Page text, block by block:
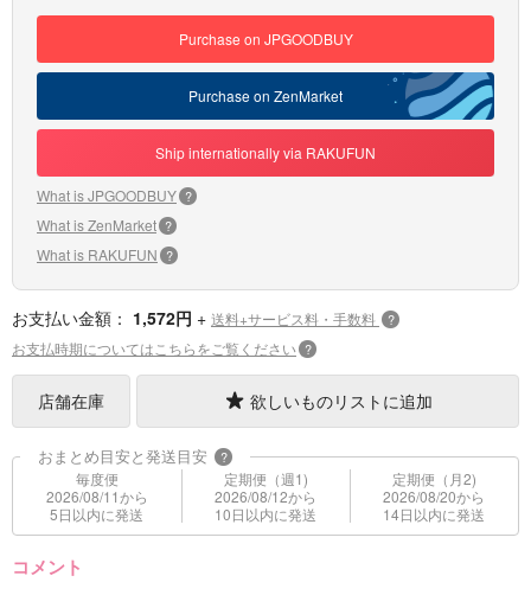
Purchase on JPGOODBUY
Purchase on ZenMarket
Ship internationally via RAKUFUN
What is JPGOODBUY ?
What is ZenMarket ?
What is RAKUFUN ?
お支払い金額： 1,572円 + 送料+サービス料・手数料 ?
お支払時期についてはこちらをご覧ください ?
店舗在庫 欲しいものリストに追加
おまとめ目安と発送目安 ?
毎度便
2026/08/11から
5日以内に発送
定期便（週1)
2026/08/12から
10日以内に発送
定期便（月2)
2026/08/20から
14日以内に発送
コメント